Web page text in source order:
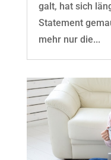
galt, hat sich
Statement
mehr nur die...